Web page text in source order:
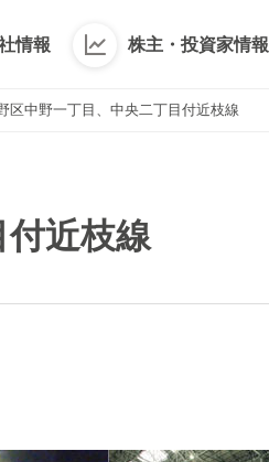
情報 株主・投資家情報
区中野一丁目、中央二丁目付近枝線
近枝線